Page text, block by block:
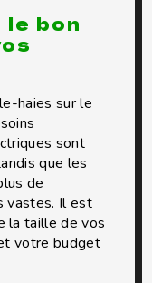
bon
haies sur le
sont
que les
de
vastes. Il est
la taille de vos
votre budget